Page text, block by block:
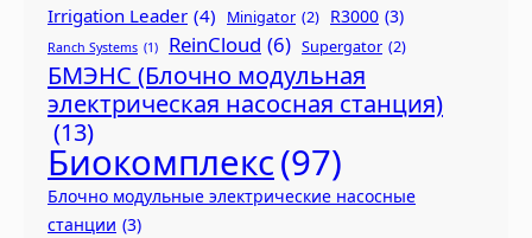
Irrigation Leader (4) Minigator (2) R3000 (3)
Ranch Systems (1) ReinCloud (6) Supergator (2)
БМЭНС (Блочно модульная
электрическая насосная станция)
(13)
Биокомплекс(97)
Блочно модульные электрические насосные
станции (3)